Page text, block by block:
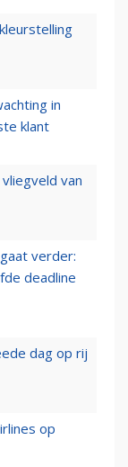
in
klant
van
verder:
deadline
dag op rij
op